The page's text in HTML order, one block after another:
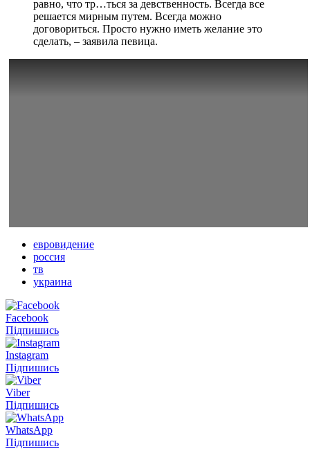
равно, что тр…ться за девственность. Всегда все
решается мирным путем. Всегда можно
договориться. Просто нужно иметь желание это
сделать, – заявила певица.
евровидение
россия
тв
украина
Facebook
Підпишись
Instagram
Підпишись
Viber
Підпишись
WhatsApp
Підпишись